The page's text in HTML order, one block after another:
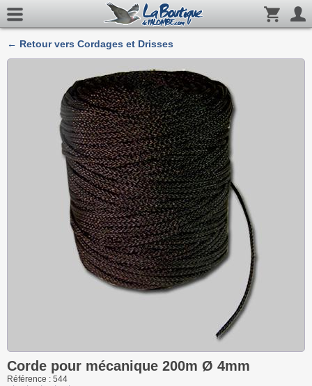
← Retour vers Cordages et Drisses
Corde pour mécanique 200m Ø 4mm
Référence : 544